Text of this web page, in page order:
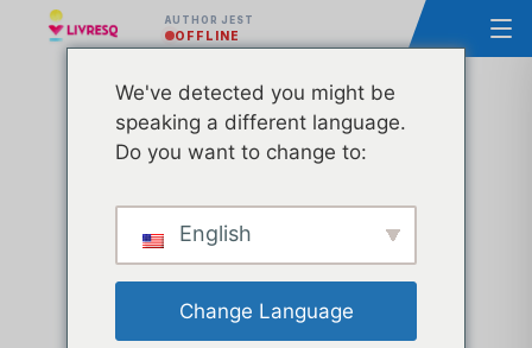
AUTHOR JEST
OFFLINE
Przewodnik po
programie
członkowskim
We've detected you might be
speaking a different language.
Do you want to change to:
English
Change Language